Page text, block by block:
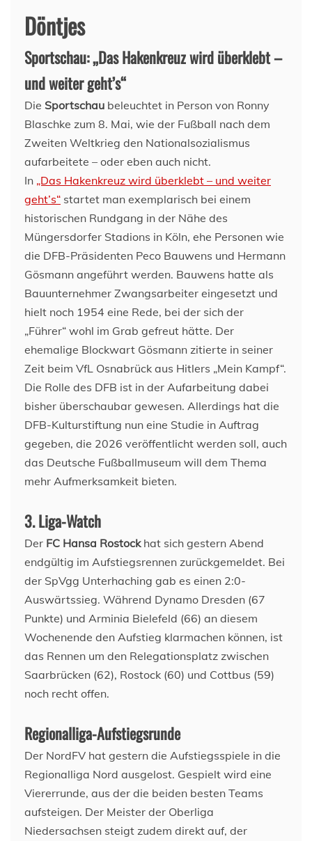
Döntjes
Sportschau: „Das Hakenkreuz wird überklebt –
und weiter geht’s“
Die Sportschau beleuchtet in Person von Ronny
Blaschke zum 8. Mai, wie der Fußball nach dem
Zweiten Weltkrieg den Nationalsozialismus
aufarbeitete – oder eben auch nicht.
In „Das Hakenkreuz wird überklebt – und weiter
geht’s“ startet man exemplarisch bei einem
historischen Rundgang in der Nähe des
Müngersdorfer Stadions in Köln, ehe Personen wie
die DFB-Präsidenten Peco Bauwens und Hermann
Gösmann angeführt werden. Bauwens hatte als
Bauunternehmer Zwangsarbeiter eingesetzt und
hielt noch 1954 eine Rede, bei der sich der
„Führer“ wohl im Grab gefreut hätte. Der
ehemalige Blockwart Gösmann zitierte in seiner
Zeit beim VfL Osnabrück aus Hitlers „Mein Kampf“.
Die Rolle des DFB ist in der Aufarbeitung dabei
bisher überschaubar gewesen. Allerdings hat die
DFB-Kulturstiftung nun eine Studie in Auftrag
gegeben, die 2026 veröffentlicht werden soll, auch
das Deutsche Fußballmuseum will dem Thema
mehr Aufmerksamkeit bieten.
3. Liga-Watch
Der FC Hansa Rostockhat sich gestern Abend
endgültig im Aufstiegsrennen zurückgemeldet. Bei
der SpVgg Unterhaching gab es einen 2:0-
Auswärtssieg. Während Dynamo Dresden (67
Punkte) und Arminia Bielefeld (66) an diesem
Wochenende den Aufstieg klarmachen können, ist
das Rennen um den Relegationsplatz zwischen
Saarbrücken (62), Rostock (60) und Cottbus (59)
noch recht offen.
Regionalliga-Aufstiegsrunde
Der NordFV hat gestern die Aufstiegsspiele in die
Regionalliga Nord ausgelost. Gespielt wird eine
Viererrunde, aus der die beiden besten Teams
aufsteigen. Der Meister der Oberliga
Niedersachsen steigt zudem direkt auf, der